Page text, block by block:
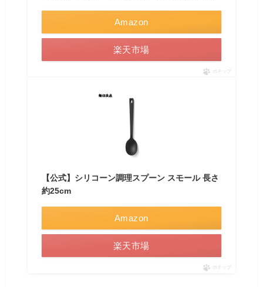
Amazon
楽天市場
ポチップ
【公式】シリコーン調理スプーン スモール 長さ
約25cm
Amazon
楽天市場
ポチップ